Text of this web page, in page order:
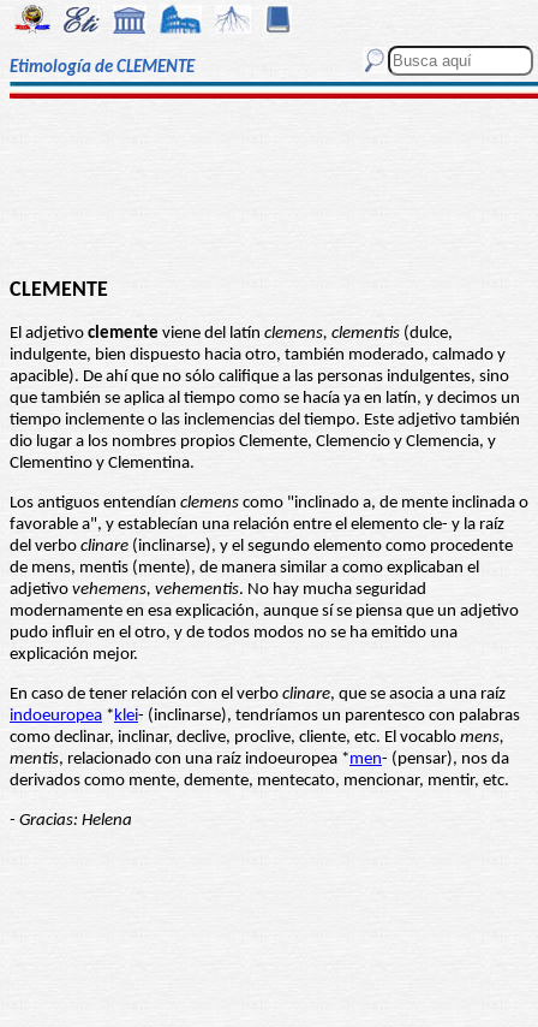
Etimología de CLEMENTE
CLEMENTE
El adjetivo clemente viene del latín clemens, clementis (dulce,
indulgente, bien dispuesto hacia otro, también moderado, calmado y
apacible). De ahí que no sólo califique a las personas indulgentes, sino
que también se aplica al tiempo como se hacía ya en latín, y decimos un
tiempo inclemente o las inclemencias del tiempo. Este adjetivo también
dio lugar a los nombres propios Clemente, Clemencio y Clemencia, y
Clementino y Clementina.
Los antiguos entendían clemens como "inclinado a, de mente inclinada o
favorable a", y establecían una relación entre el elemento cle- y la raíz
del verbo clinare (inclinarse), y el segundo elemento como procedente
de mens, mentis (mente), de manera similar a como explicaban el
adjetivo vehemens, vehementis. No hay mucha seguridad
modernamente en esa explicación, aunque sí se piensa que un adjetivo
pudo influir en el otro, y de todos modos no se ha emitido una
explicación mejor.
En caso de tener relación con el verbo clinare, que se asocia a una raíz
indoeuropea *klei- (inclinarse), tendríamos un parentesco con palabras
como declinar, inclinar, declive, proclive, cliente, etc. El vocablo mens,
mentis, relacionado con una raíz indoeuropea *men- (pensar), nos da
derivados como mente, demente, mentecato, mencionar, mentir, etc.
- Gracias: Helena